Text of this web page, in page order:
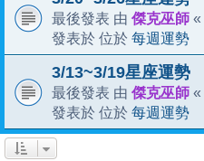
最後發表 由 傑克巫師 «
發表於 位於 每週運勢
3/13~3/19星座運勢
最後發表 由 傑克巫師 «
發表於 位於 每週運勢